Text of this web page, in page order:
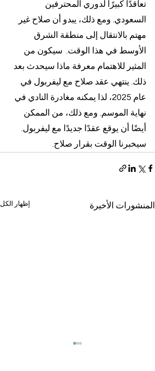
تعاقدًا كبيرًا لدوري المحترفين
السعودي. ومع ذلك، يبدو أن صلاح غير
مهتم بالانتقال إلى منطقة الشرق
الأوسط في هذا الوقت.  سيكون من
المثير للاهتمام معرفة ماذا سيحدث بعد
ذلك. ينتهي عقد صلاح مع ليفربول في
عام 2025، لذا يمكنه مغادرة النادي في
نهاية الموسم. ومع ذلك، من الممكن
أيضًا أن يوقع عقدًا جديدًا مع ليفربول.
سيخبرنا الوقت بقرار صلاح.
المنشورات الأخيرة إظهار الكل